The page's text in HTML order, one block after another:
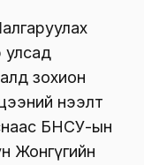
улсад
зохион
нээлт
БНСУ-ын
Жонгүгийн